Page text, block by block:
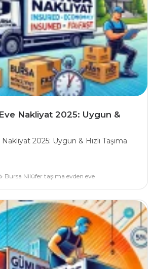
Nakliyat 2025: Uygun &
2025: Uygun & Hızlı Taşıma
Bursa Nilüfer taşıma evden eve